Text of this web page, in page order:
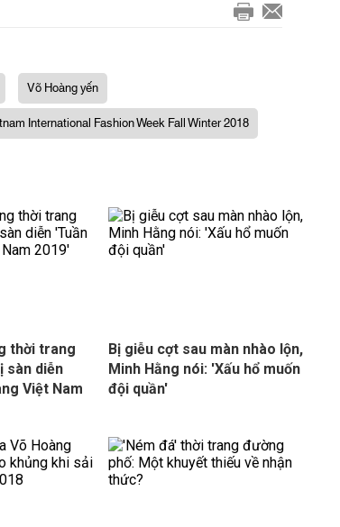
Võ Hoàng yến
International Fashion Week Fall Winter 2018
thời trang
sàn diễn
Việt Nam
Bị giễu cợt sau màn nhào lộn,
Minh Hằng nói: 'Xấu hổ muốn
đội quần'